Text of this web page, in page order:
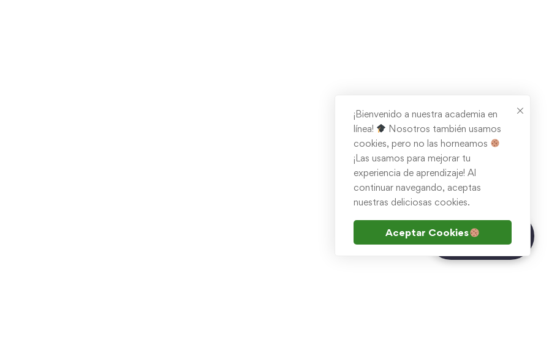
¿Tienes dudas?
Chatea con Inna
¡Bienvenido a nuestra academia en
línea!
Nosotros también usamos
cookies, pero no las horneamos
¡Las usamos para mejorar tu
experiencia de aprendizaje! Al
continuar navegando, aceptas
nuestras deliciosas cookies.
Aceptar Cookies